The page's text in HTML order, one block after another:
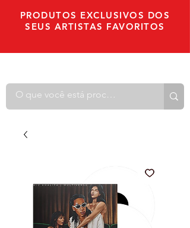
PRODUTOS EXCLUSIVOS DOS
SEUS ARTISTAS FAVORITOS